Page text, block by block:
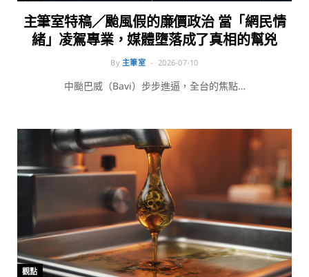
主筆室特稿／颱風假的廉價政治 當「網民情
緒」凌駕專業，媒體墮落成了真相的幫兇
By 主筆室 2026-07-10
中颱巴威（Bavi）步步進逼，全台的焦點…
觀點